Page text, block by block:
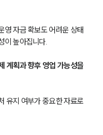
영 자금 확보도 어려운 상태
이 높아집니다.
계획과 향후 영업 가능성을
유지 여부가 중요한 자료로